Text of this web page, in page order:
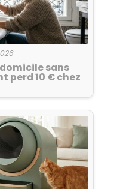
sans
perd 10 € chez